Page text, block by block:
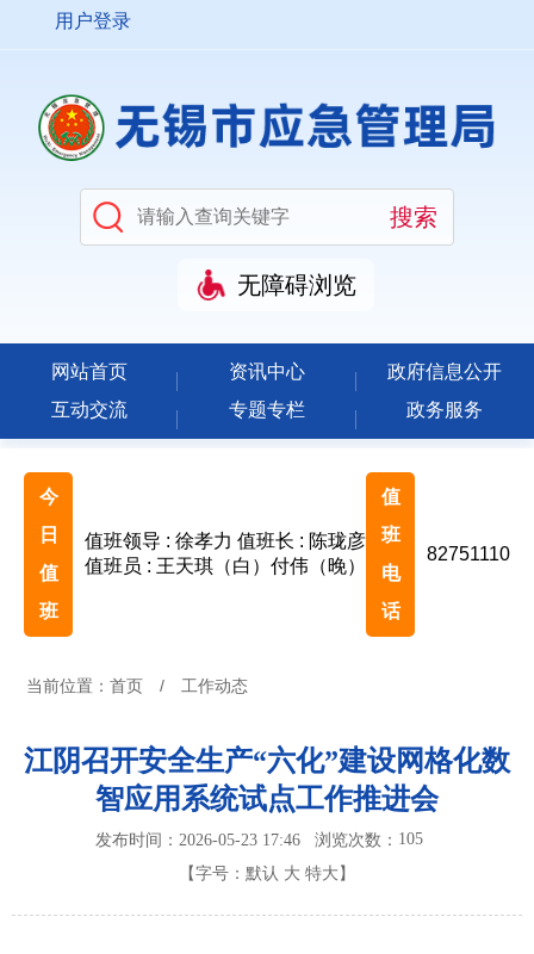
用户登录
无障碍浏览
网站首页 资讯中心
政府信息公开
互动交流
专题专栏 政务服务
今
日
值
班
值班领导 : 徐孝力 值班长 : 陈珑彦
值班员 : 王天琪（白）付伟（晚）
值
班
电
话
82751110
当前位置： 首页 / 工作动态
江阴召开安全生产“六化”建设网格化数
智应用系统试点工作推进会
发布时间：2026-05-23 17:46 浏览次数： 105
【字号： 默认 大 特大 】